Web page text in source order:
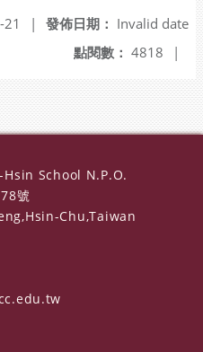
發佈日期： Invalid date
|
點閱數： 4818 |
School N.P.O.
號
Chu,Taiwan